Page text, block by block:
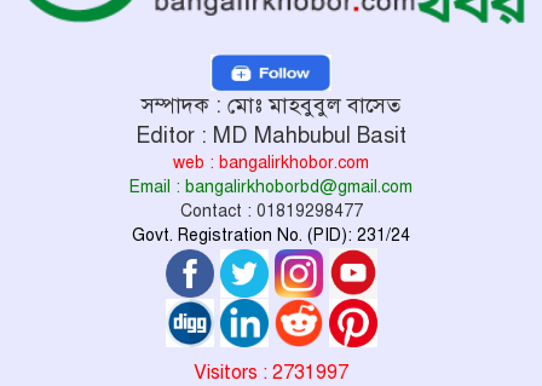
সম্পাদক : মোঃ মাহবুবুল বাসেত
Editor : MD Mahbubul Basit
web : bangalirkhobor.com
Email : bangalirkhoborbd@gmail.com
Contact : 01819298477
Govt. Registration No. (PID): 231/24
Visitors : 2731997